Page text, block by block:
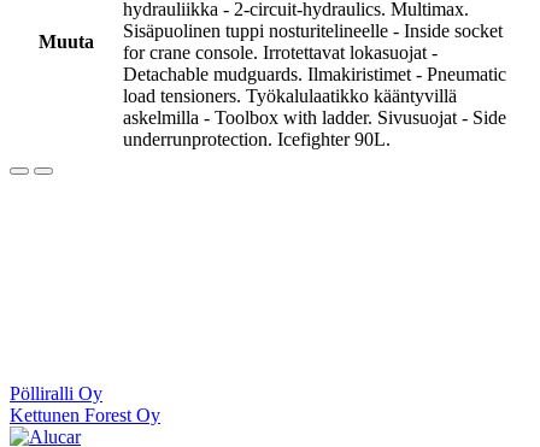
Muuta
hydrauliikka - 2-circuit-hydraulics. Multimax.
Sisäpuolinen tuppi nosturitelineelle - Inside socket
for crane console. Irrotettavat lokasuojat -
Detachable mudguards. Ilmakiristimet - Pneumatic
load tensioners. Työkalulaatikko kääntyvillä
askelmilla - Toolbox with ladder. Sivusuojat - Side
underrunprotection. Icefighter 90L.
Artikkelien
selaus
Pölliralli Oy
Kettunen Forest Oy